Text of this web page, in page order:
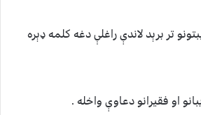
تر برېد لاندې راغلې دغه کلمه ډېره